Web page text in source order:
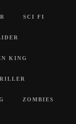
SCI FI
KING
ZOMBIES